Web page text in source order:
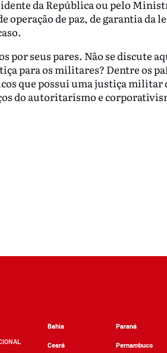
da República ou pelo
de paz, de garantia da
seus pares. Não se discute
para os militares? Dentre os
que possui uma justiça militar
do autoritarismo e
Bahia
Ceará
Paraná
Pernambuco